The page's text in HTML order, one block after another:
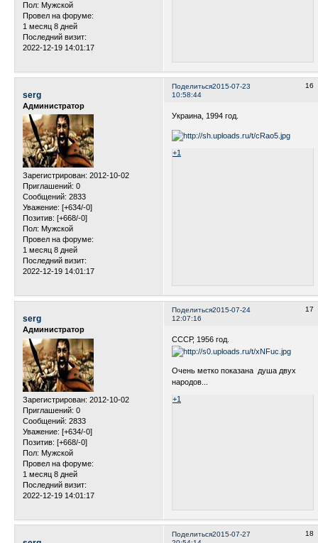
Пол: Мужской
Провел на форуме:
1 месяц 8 дней
Последний визит:
2022-12-19 14:01:17
Поделиться 16
2015-07-23
10:58:44
serg
Администратор
Зарегистрирован: 2012-10-02
Приглашений: 0
Сообщений: 2833
Уважение: [+634/-0]
Позитив: [+668/-0]
Пол: Мужской
Провел на форуме:
1 месяц 8 дней
Последний визит:
2022-12-19 14:01:17
Украина, 1994 год.
+1
Поделиться 17
2015-07-24
12:07:16
serg
Администратор
Зарегистрирован: 2012-10-02
Приглашений: 0
Сообщений: 2833
Уважение: [+634/-0]
Позитив: [+668/-0]
Пол: Мужской
Провел на форуме:
1 месяц 8 дней
Последний визит:
2022-12-19 14:01:17
СССР, 1956 год.
Очень метко показана душа двух
народов...
+1
Поделиться 18
2015-07-27